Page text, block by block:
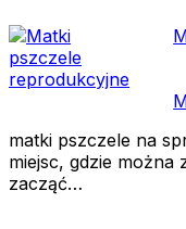
matki pszczele na
miejsc, gdzie można
zacząć…